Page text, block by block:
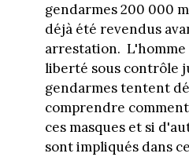
gendarmes 200 000
déjà été revendus
arrestation. L'homme
liberté sous contrôle
gendarmes tentent
comprendre
ces masques et si
sont impliqués dans